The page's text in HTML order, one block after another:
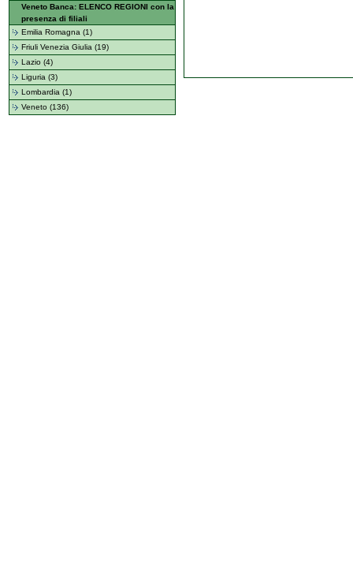
Veneto Banca: ELENCO REGIONI con la
presenza di filiali
Emilia Romagna (1)
Friuli Venezia Giulia (19)
Lazio (4)
Liguria (3)
Lombardia (1)
Veneto (136)